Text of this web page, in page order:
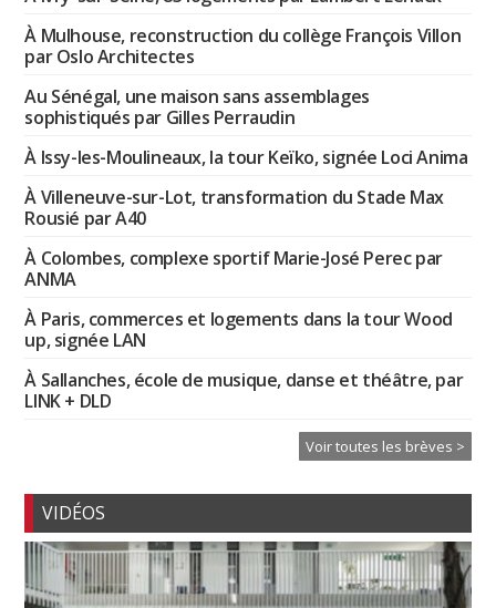
À Mulhouse, reconstruction du collège François Villon
par Oslo Architectes
Au Sénégal, une maison sans assemblages
sophistiqués par Gilles Perraudin
À Issy-les-Moulineaux, la tour Keïko, signée Loci Anima
À Villeneuve-sur-Lot, transformation du Stade Max
Rousié par A40
À Colombes, complexe sportif Marie-José Perec par
ANMA
À Paris, commerces et logements dans la tour Wood
up, signée LAN
À Sallanches, école de musique, danse et théâtre, par
LINK + DLD
Voir toutes les brèves >
VIDÉOS